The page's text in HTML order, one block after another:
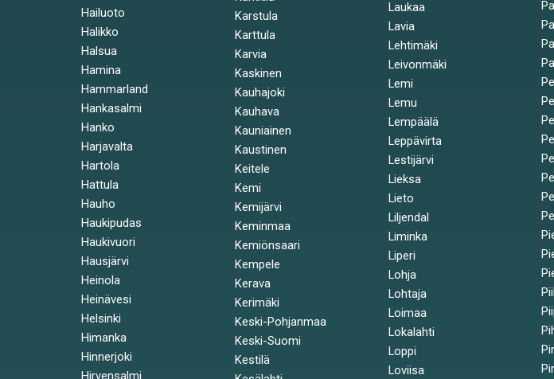
Hailuoto
Halikko
Halsua
Hamina
Hammarland
Hankasalmi
Hanko
Harjavalta
Hartola
Hattula
Hauho
Haukipudas
Haukivuori
Hausjärvi
Heinola
Heinävesi
Helsinki
Himanka
Hinnerjoki
Hirvensalmi
Karstula
Karttula
Karvia
Kaskinen
Kauhajoki
Kauhava
Kauniainen
Kaustinen
Keitele
Kemi
Kemijärvi
Keminmaa
Kemiönsaari
Kempele
Kerava
Kerimäki
Keski-Pohjanmaa
Keski-Suomi
Kestilä
Laukaa
Lavia
Lehtimäki
Leivonmäki
Lemi
Lemu
Lempäälä
Leppävirta
Lestijärvi
Lieksa
Lieto
Liljendal
Liminka
Liperi
Lohja
Lohtaja
Loimaa
Lokalahti
Loppi
Loviisa